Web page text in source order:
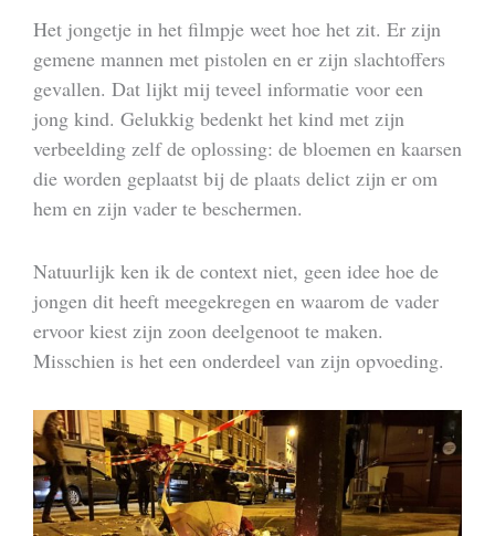
Het jongetje in het filmpje weet hoe het zit. Er zijn
gemene mannen met pistolen en er zijn slachtoffers
gevallen. Dat lijkt mij teveel informatie voor een
jong kind. Gelukkig bedenkt het kind met zijn
verbeelding zelf de oplossing: de bloemen en kaarsen
die worden geplaatst bij de plaats delict zijn er om
hem en zijn vader te beschermen.
Natuurlijk ken ik de context niet, geen idee hoe de
jongen dit heeft meegekregen en waarom de vader
ervoor kiest zijn zoon deelgenoot te maken.
Misschien is het een onderdeel van zijn opvoeding.